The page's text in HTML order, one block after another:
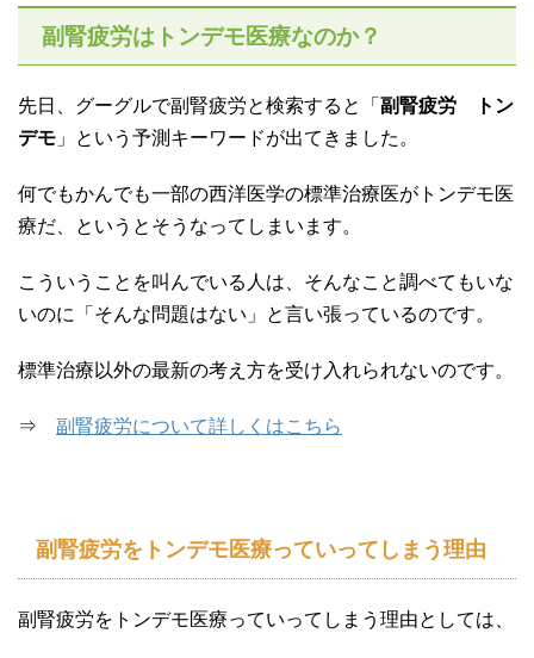
副腎疲労はトンデモ医療なのか？
先日、グーグルで副腎疲労と検索すると「 副腎疲労 トン
デモ 」という予測キーワードが出てきました。
何でもかんでも一部の西洋医学の標準治療医がトンデモ医
療だ、というとそうなってしまいます。
こういうことを叫んでいる人は、そんなこと調べてもいな
いのに「そんな問題はない」と言い張っているのです。
標準治療以外の最新の考え方を受け入れられないのです。
⇒ 副腎疲労について詳しくはこちら
副腎疲労をトンデモ医療っていってしまう理由
副腎疲労をトンデモ医療っていってしまう理由としては、